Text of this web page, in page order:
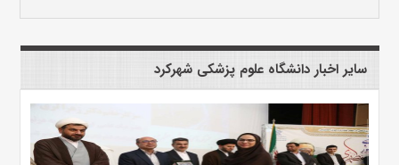
سایر اخبار دانشگاه علوم پزشکی شهرکرد